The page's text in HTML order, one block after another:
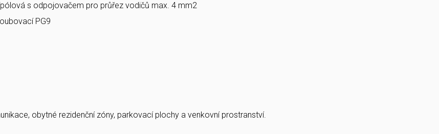
s odpojovačem pro průřez vodičů max. 4 mm2
PG9
obytné rezidenční zóny, parkovací plochy a venkovní prostranství.